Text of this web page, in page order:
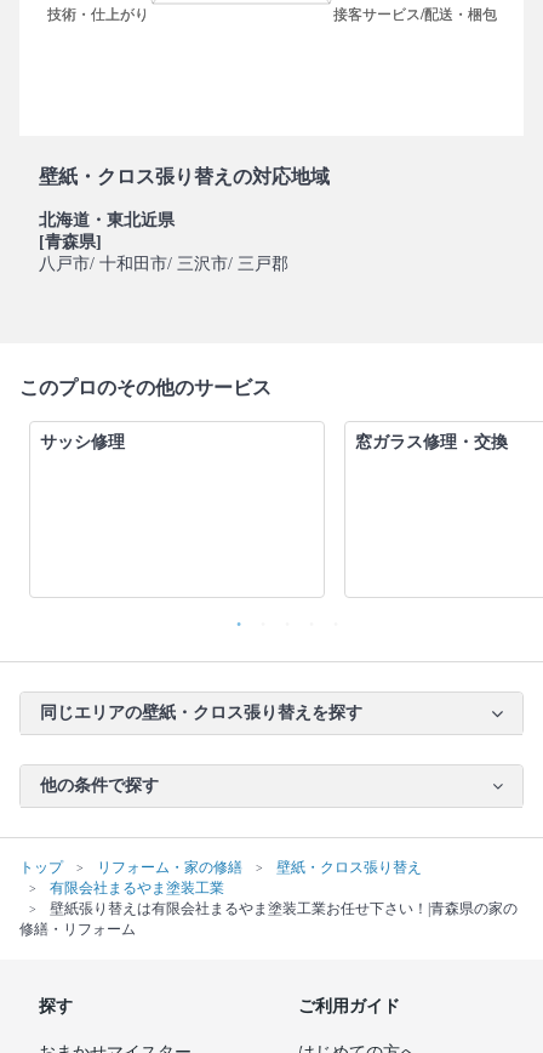
壁紙・クロス張り替えの対応地域
北海道・東北近県
[青森県]
八戸市/ 十和田市/ 三沢市/ 三戸郡
このプロのその他のサービス
サッシ修理 窓ガラス修理・交換
同じエリアの壁紙・クロス張り替えを探す
他の条件で探す
トップ リフォーム・家の修繕
壁紙・クロス張り替え
有限会社まるやま塗装工業
壁紙張り替えは有限会社まるやま塗装工業お任せ下さい！|青森県の家の
修繕・リフォーム
探す ご利用ガイド